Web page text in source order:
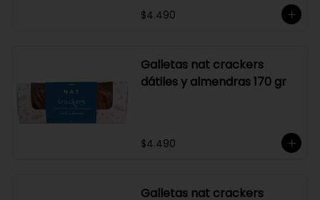
$4.490
Galletas nat crackers
dátiles y almendras 170 gr
$4.490
Galletas nat crackers